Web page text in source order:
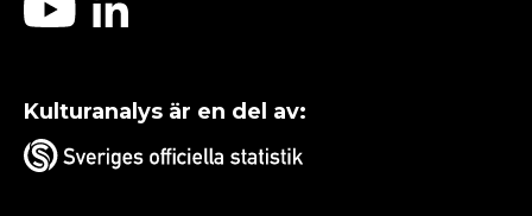
Kulturanalys är en del av: